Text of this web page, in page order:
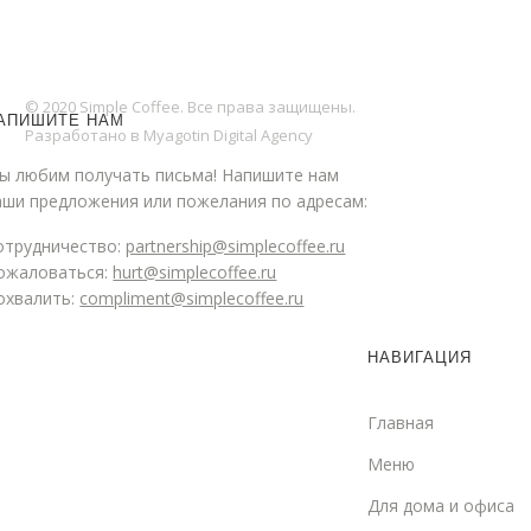
© 2020 Simple Coffee. Все права защищены.
Разработано в Myagotin Digital Agency
НАМ
любим получать письма! Напишите нам
предложения или пожелания по адресам:
partnership@simplecoffee.ru
hurt@simplecoffee.ru
compliment@simplecoffee.ru
НАВИГАЦИЯ
Главная
Меню
Для дома и офиса